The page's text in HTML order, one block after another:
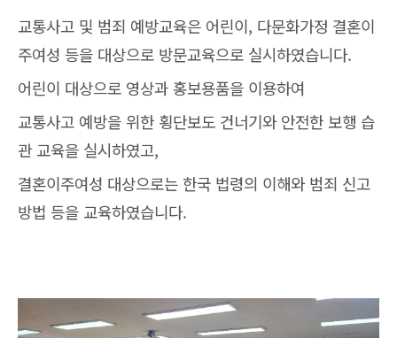
교통사고 및 범죄 예방교육은 어린이, 다문화가정 결혼이
주여성 등을 대상으로 방문교육으로 실시하였습니다.
어린이 대상으로 영상과 홍보용품을 이용하여
교통사고 예방을 위한 횡단보도 건너기와 안전한 보행 습
관 교육을 실시하였고,
결혼이주여성 대상으로는 한국 법령의 이해와 범죄 신고
방법 등을 교육하였습니다.